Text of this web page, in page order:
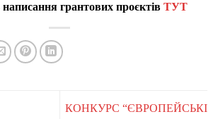
грантових проєктівТУТ
КОНКУРС “ЄВРОПЕЙСЬКІ